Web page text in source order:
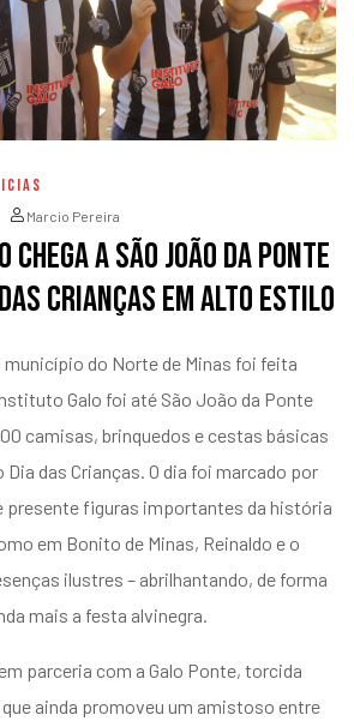
Marcio Pereira
a São João da Ponte
Crianças em alto estilo
município do Norte de Minas foi feita
Galo foi até São João da Ponte
camisas, brinquedos e cestas básicas
das Crianças. O dia foi marcado por
presente figuras importantes da história
em Bonito de Minas, Reinaldo e o
ilustres – abrilhantando, de forma
mais a festa alvinegra.
parceria com a Galo Ponte, torcida
ainda promoveu um amistoso entre